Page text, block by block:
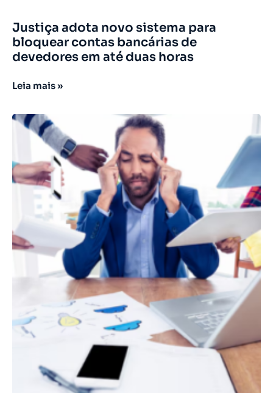
Justiça adota novo sistema para
bloquear contas bancárias de
devedores em até duas horas
Leia mais »